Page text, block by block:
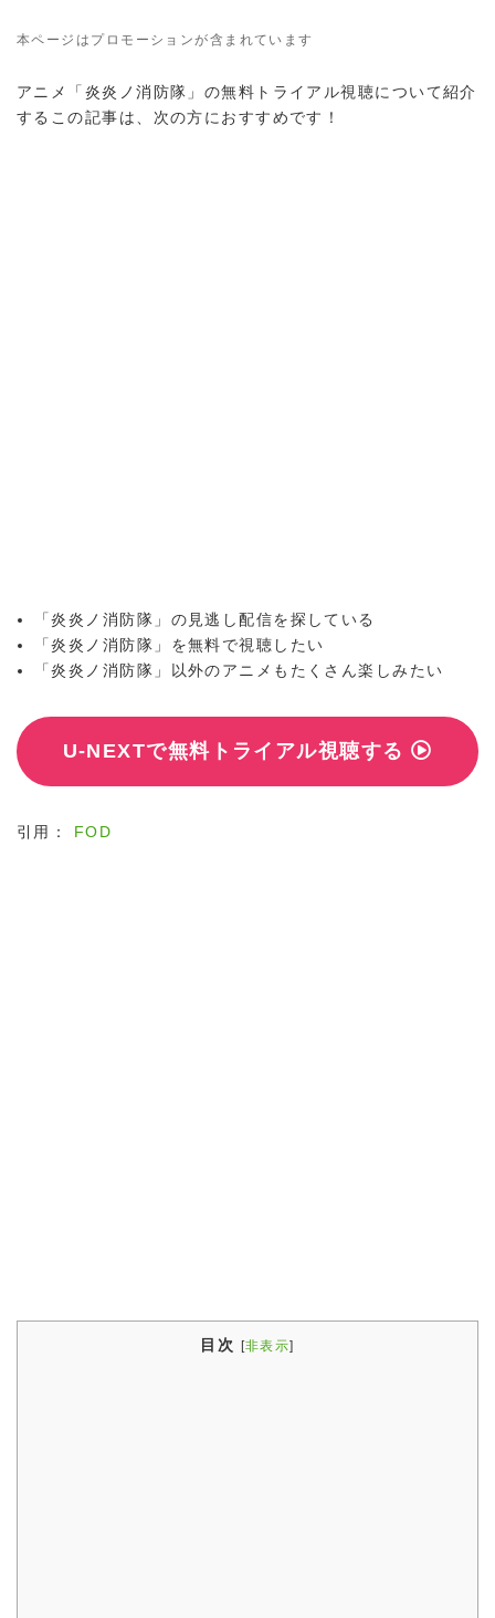
本ページはプロモーションが含まれています
アニメ「炎炎ノ消防隊」の無料トライアル視聴について紹介
するこの記事は、次の方におすすめです！
「炎炎ノ消防隊」の見逃し配信を探している
「炎炎ノ消防隊」を無料で視聴したい
「炎炎ノ消防隊」以外のアニメもたくさん楽しみたい
U-NEXTで無料トライアル視聴する
引用： FOD
目次 [非表示]